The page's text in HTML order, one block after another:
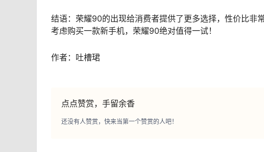
结语：荣耀90的出现给消费者提供了更多选择，性价比非
考虑购买一款新手机，荣耀90绝对值得一试！
作者：吐槽珺
点点赞赏，手留余香
还没有人赞赏，快来当第一个赞赏的人吧！